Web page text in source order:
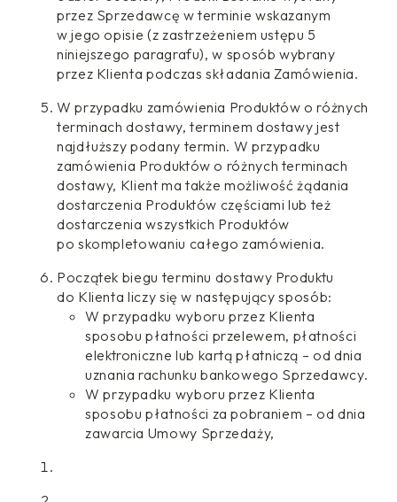
przez Sprzedawcę w terminie wskazanym
w jego opisie (z zastrzeżeniem ustępu 5
niniejszego paragrafu), w sposób wybrany
przez Klienta podczas składania Zamówienia.
W przypadku zamówienia Produktów o różnych
terminach dostawy, terminem dostawy jest
najdłuższy podany termin. W przypadku
zamówienia Produktów o różnych terminach
dostawy, Klient ma także możliwość żądania
dostarczenia Produktów częściami lub też
dostarczenia wszystkich Produktów
po skompletowaniu całego zamówienia.
Początek biegu terminu dostawy Produktu
do Klienta liczy się w następujący sposób:
W przypadku wyboru przez Klienta
sposobu płatności przelewem, płatności
elektroniczne lub kartą płatniczą – od dnia
uznania rachunku bankowego Sprzedawcy.
W przypadku wyboru przez Klienta
sposobu płatności za pobraniem – od dnia
zawarcia Umowy Sprzedaży,